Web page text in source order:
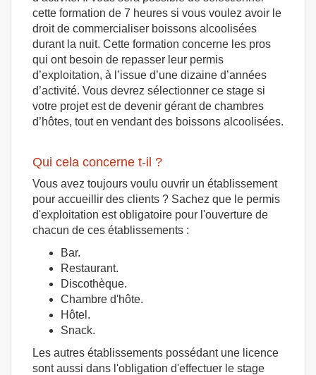
cette formation de 7 heures si vous voulez avoir le
droit de commercialiser boissons alcoolisées
durant la nuit. Cette formation concerne les pros
qui ont besoin de repasser leur permis
d’exploitation, à l’issue d’une dizaine d’années
d’activité. Vous devrez sélectionner ce stage si
votre projet est de devenir gérant de chambres
d’hôtes, tout en vendant des boissons alcoolisées.
Qui cela concerne t-il ?
Vous avez toujours voulu ouvrir un établissement
pour accueillir des clients ? Sachez que le permis
d'exploitation est obligatoire pour l'ouverture de
chacun de ces établissements :
Bar.
Restaurant.
Discothèque.
Chambre d'hôte.
Hôtel.
Snack.
Les autres établissements possédant une licence
sont aussi dans l'obligation d'effectuer le stage